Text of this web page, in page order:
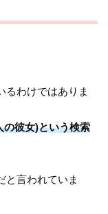
るわけではありま
彼女)という検索
と言われていま